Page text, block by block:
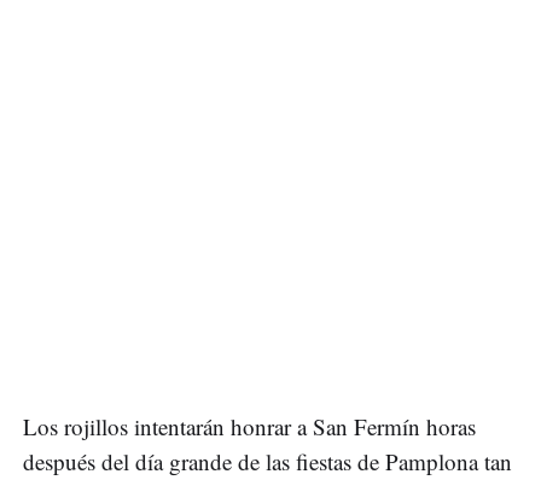
Los rojillos intentarán honrar a San Fermín horas
después del día grande de las fiestas de Pamplona tan